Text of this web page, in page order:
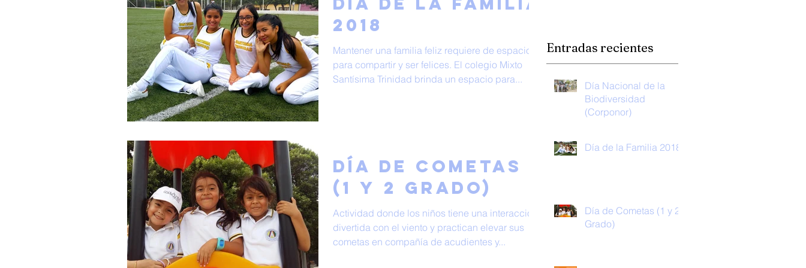
2018
Mantener una familia feliz requiere de espacios
para compartir y ser felices. El colegio Mixto
Santísima Trinidad brinda un espacio para...
Día de Cometas
(1 y 2 Grado)
Actividad donde los niños tiene una interacción
divertida con el viento y practican elevar sus
cometas en compañía de acudientes y...
Entradas recientes
Día Nacional de la
Biodiversidad
(Corponor)
Día de la Familia 2018
Día de Cometas (1 y 2
Grado)